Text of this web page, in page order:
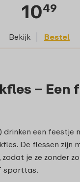
1049
Bekijk Bestel
– Een
drinken een feestje
De flessen zijn
je ze zonder
sporttas.